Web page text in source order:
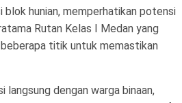
blok hunian, memperhatikan potensi
Rutan Kelas I Medan yang
titik untuk memastikan
langsung dengan warga binaan,